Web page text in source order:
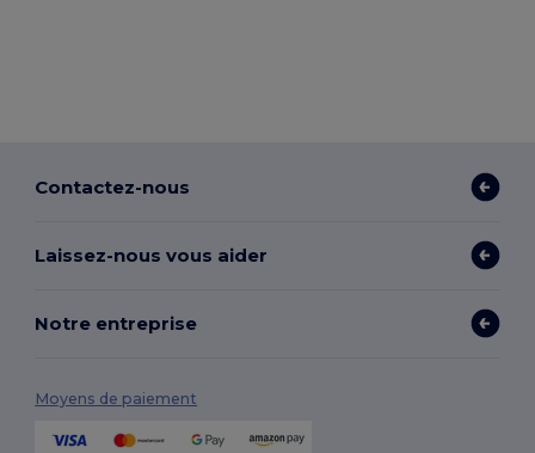
Contactez-nous
Laissez-nous vous aider
Notre entreprise
Moyens de paiement